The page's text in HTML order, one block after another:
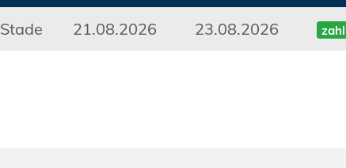
Stade 21.08.2026 23.08.2026